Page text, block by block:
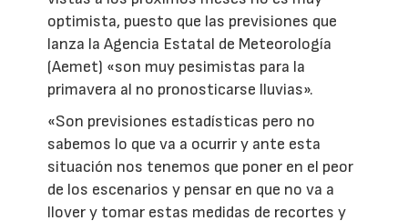
optimista, puesto que las previsiones que
lanza la Agencia Estatal de Meteorología
(Aemet) «son muy pesimistas para la
primavera al no pronosticarse lluvias».
«Son previsiones estadísticas pero no
sabemos lo que va a ocurrir y ante esta
situación nos tenemos que poner en el peor
de los escenarios y pensar en que no va a
llover y tomar estas medidas de recortes y